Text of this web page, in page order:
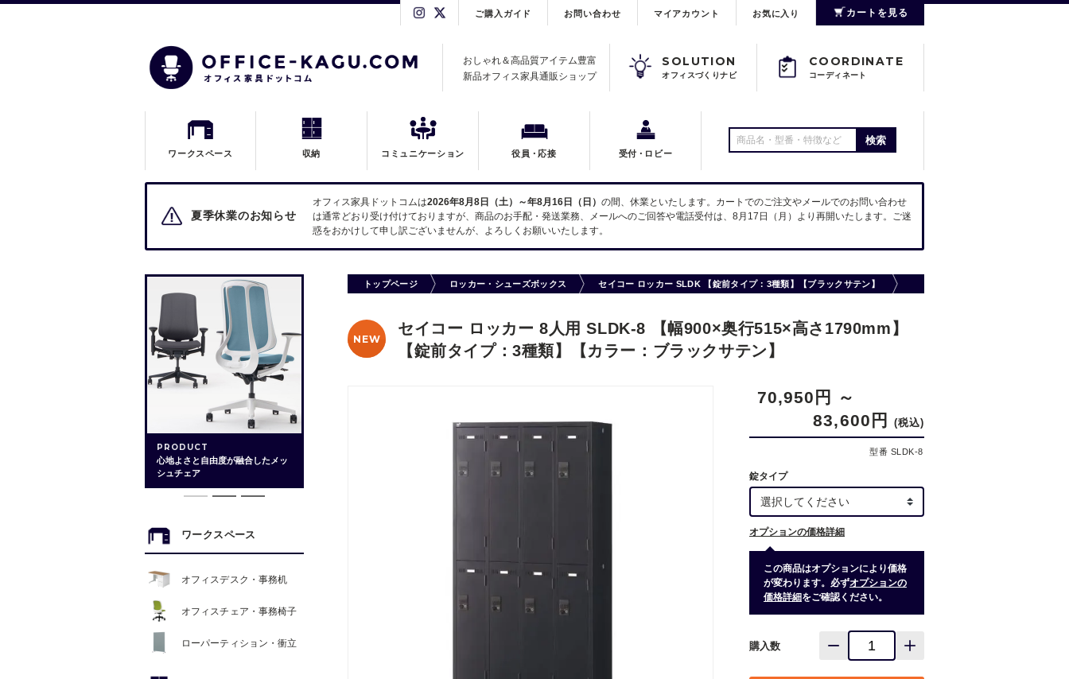
おしゃれ＆高品質アイテム豊富
新品オフィス家具通販ショップ
カートを見る
ご購入ガイド お問い合わせ マイアカウント お気に入り
ワークスペース 収納 コミュニケーション 役員 ・応接 受付・ ロビー
検索
SOLUTION
オフィスづくりナビ
COORDINATE
コーディネート
夏季休業のお知らせ
オフィス家具ドットコムは2026年8月8日（土）～年8月16日（日） の間、休業といたします。カートでのご注文やメールでのお問い合わせ
は通常どおり受け付けておりますが、商品のお手配・発送業務、メールへのご回答や電話受付は、8月17日（月）より再開いたします。ご迷
惑をおかけして申し訳ございませんが、よろしくお願いいたします。
トップページ ロッカー・シューズボックス セイコー ロッカー SLDK 【錠前タイプ：3種類】【ブラックサテン】
NEW
セイコー ロッカー 8人用 SLDK-8 【幅900×奥行515×高さ1790mm】
【錠前タイプ：3種類】【カラー：ブラックサテン】
70,950円
～
83,600円
(税込)
型番 SLDK-8
錠タイプ
オプションの価格詳細
この商品はオプションにより価格
が変わります。必ずオプションの
価格詳細をご確認ください。
購入数
PRODUCT
心地よさと自由度が融合したメッ
シュチェア
ワークスペース
オフィスデスク・事務机
オフィスチェア・事務椅子
ローパーティション・衝立